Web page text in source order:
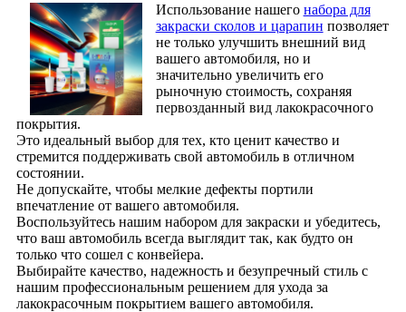
Использование нашего набора для
закраски сколов и царапин позволяет
не только улучшить внешний вид
вашего автомобиля, но и
значительно увеличить его
рыночную стоимость, сохраняя
первозданный вид лакокрасочного
покрытия.
Это идеальный выбор для тех, кто ценит качество и
стремится поддерживать свой автомобиль в отличном
состоянии.
Не допускайте, чтобы мелкие дефекты портили
впечатление от вашего автомобиля.
Воспользуйтесь нашим набором для закраски и убедитесь,
что ваш автомобиль всегда выглядит так, как будто он
только что сошел с конвейера.
Выбирайте качество, надежность и безупречный стиль с
нашим профессиональным решением для ухода за
лакокрасочным покрытием вашего автомобиля.